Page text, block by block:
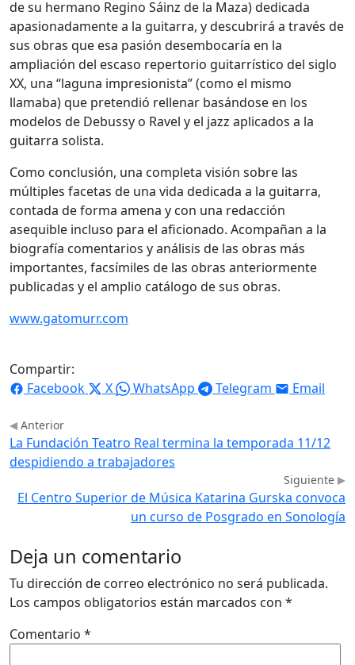
de su hermano Regino Sáinz de la Maza) dedicada
apasionadamente a la guitarra, y descubrirá a través de
sus obras que esa pasión desembocaría en la
ampliación del escaso repertorio guitarrístico del siglo
XX, una “laguna impresionista” (como el mismo
llamaba) que pretendió rellenar basándose en los
modelos de Debussy o Ravel y el jazz aplicados a la
guitarra solista.
Como conclusión, una completa visión sobre las
múltiples facetas de una vida dedicada a la guitarra,
contada de forma amena y con una redacción
asequible incluso para el aficionado. Acompañan a la
biografía comentarios y análisis de las obras más
importantes, facsímiles de las obras anteriormente
publicadas y el amplio catálogo de sus obras.
www.gatomurr.com
Compartir:
Facebook
X WhatsApp Telegram Email
Anterior
La Fundación Teatro Real termina la temporada 11/12
despidiendo a trabajadores
Siguiente
El Centro Superior de Música Katarina Gurska convoca
un curso de Posgrado en Sonología
Deja un comentario
Tu dirección de correo electrónico no será publicada.
Los campos obligatorios están marcados con *
Comentario *